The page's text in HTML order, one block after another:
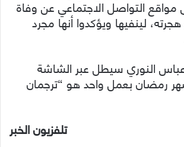
مواقع التواصل الاجتماعي عن وفاة
لينفيها ويؤكدوا أنها مجرد
عباس النوري سيطل عبر الشاشة
رمضان بعمل واحد هو “ترجمان
تلفزيون الخبر